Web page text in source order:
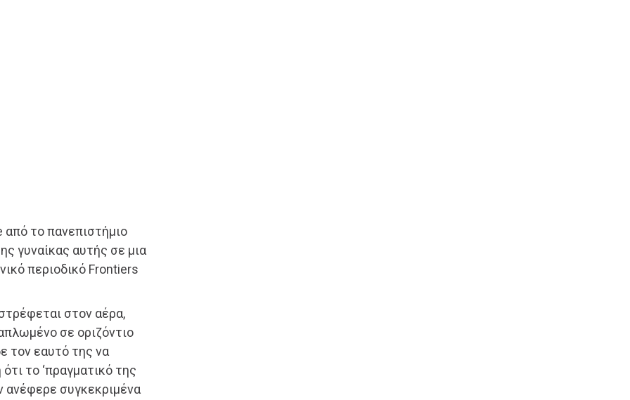
από το πανεπιστήμιο
γυναίκας αυτής σε μια
περιοδικό Frontiers
στον αέρα,
σε οριζόντιο
τον εαυτό της να
το ‘πραγματικό της
ανέφερε συγκεκριμένα